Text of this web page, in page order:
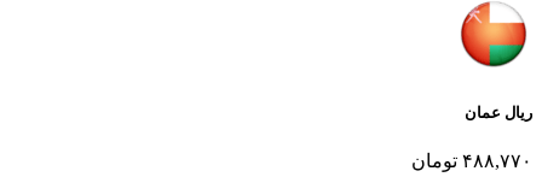
ریال عمان
۴۸۸,۷۷۰ تومان